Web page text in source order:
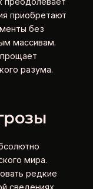
приобретают
без
массивам.
разума.
мира.
редкие